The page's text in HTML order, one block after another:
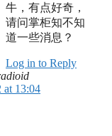
牛，有点好奇，
请问掌柜知不知
道一些消息？
Log in to Reply
at 13:04